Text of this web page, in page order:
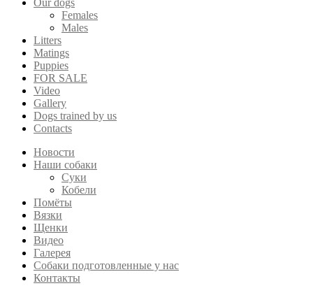
Our dogs
Females
Males
Litters
Matings
Puppies
FOR SALE
Video
Gallery
Dogs trained by us
Contacts
Новости
Наши собаки
Суки
Кобели
Помёты
Вязки
Щенки
Видео
Галерея
Собаки подготовленные у нас
Контакты